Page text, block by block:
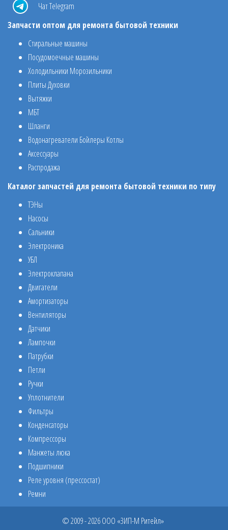
Чат Telegram
Запчасти оптом для ремонта бытовой техники
Стиральные машины
Посудомоечные машины
Холодильники Морозильники
Плиты Духовки
Вытяжки
МБТ
Шланги
Водонагреватели Бойлеры Котлы
Аксессуары
Распродажа
Каталог запчастей для ремонта бытовой техники по типу
ТЭНы
Насосы
Сальники
Электроника
УБЛ
Электроклапана
Двигатели
Амортизаторы
Вентиляторы
Датчики
Лампочки
Патрубки
Петли
Ручки
Уплотнители
Фильтры
Конденсаторы
Компрессоры
Манжеты люка
Подшипники
Реле уровня (прессостат)
Ремни
© 2009 - 2026 ООО «ЗИП-М Ритейл»